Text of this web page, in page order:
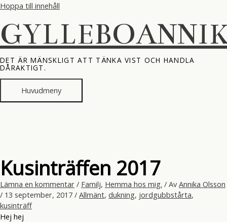
Hoppa till innehåll
DET ÄR MÄNSKLIGT ATT TÄNKA VIST OCH HANDLA
DÅRAKTIGT.
Huvudmeny
Kusinträffen 2017
Lämna en kommentar / Familj, Hemma hos mig. / Av Annika Olsson
/ 13 september, 2017 / Allmänt, dukning, jordgubbstårta,
kusinträff
Hej hej